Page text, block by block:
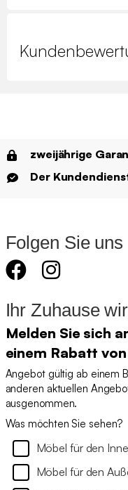
zweijährige
Der
Folgen Sie uns
Ihr Zuhause
Melden Sie sich
einem Rabatt
Angebot gültig ab einem
anderen aktuellen
ausgenommen.
Was möchten Sie sehen?
Möbel für den
Möbel für den